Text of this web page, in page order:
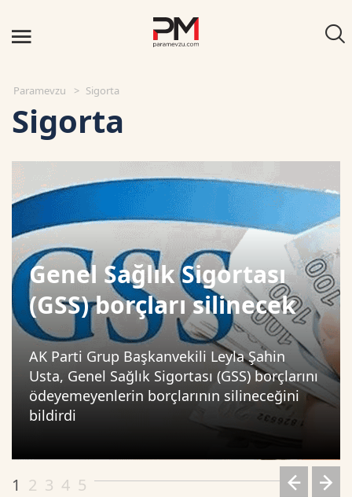
Paramevzu Sigorta
Sigorta
Genel Sağlık Sigortası
(GSS) borçları silinecek
AK Parti Grup Başkanvekili Leyla Şahin
Usta, Genel Sağlık Sigortası (GSS) borçlarını
ödeyemeyenlerin borçlarının silineceğini
bildirdi
1 2 3 4 5